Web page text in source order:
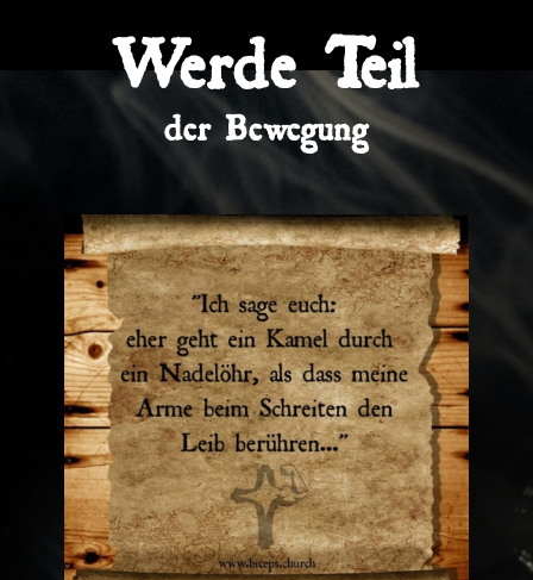
Werde Teil
der Bewegung